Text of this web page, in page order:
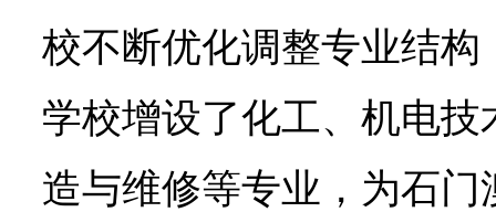
校不断优化调整专业结
学校增设了化工、机电
造与维修等专业，为石